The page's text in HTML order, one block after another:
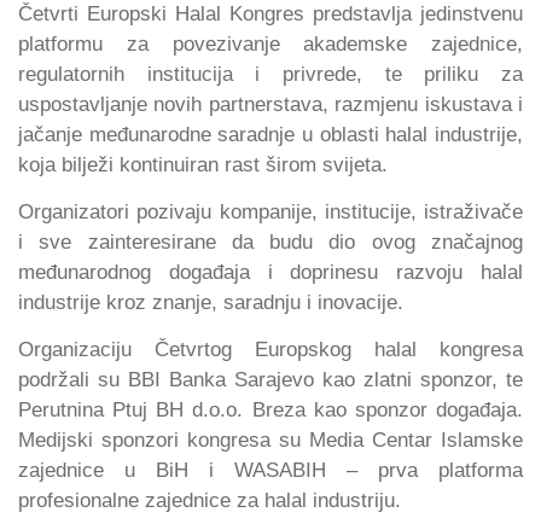
Četvrti Europski Halal Kongres predstavlja jedinstvenu
platformu za povezivanje akademske zajednice,
regulatornih institucija i privrede, te priliku za
uspostavljanje novih partnerstava, razmjenu iskustava i
jačanje međunarodne saradnje u oblasti halal industrije,
koja bilježi kontinuiran rast širom svijeta.
Organizatori pozivaju kompanije, institucije, istraživače
i sve zainteresirane da budu dio ovog značajnog
međunarodnog događaja i doprinesu razvoju halal
industrije kroz znanje, saradnju i inovacije.
Organizaciju Četvrtog Europskog halal kongresa
podržali su BBI Banka Sarajevo kao zlatni sponzor, te
Perutnina Ptuj BH d.o.o. Breza kao sponzor događaja.
Medijski sponzori kongresa su Media Centar Islamske
zajednice u BiH i WASABIH – prva platforma
profesionalne zajednice za halal industriju.